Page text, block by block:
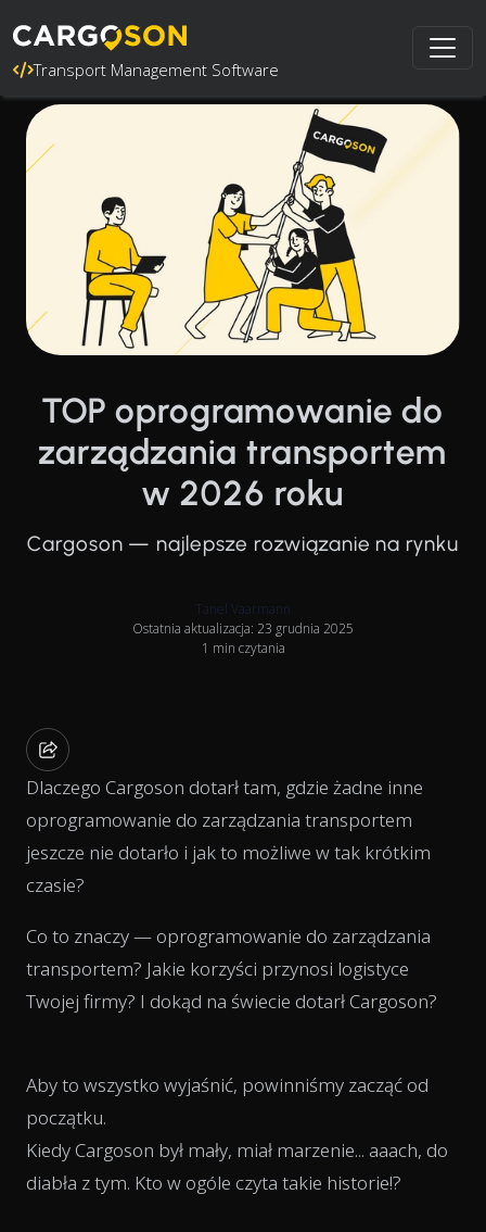
Transport Management Software
TOP oprogramowanie do
zarządzania transportem
w 2026 roku
Cargoson — najlepsze rozwiązanie na rynku
Tanel Vaarmann
Ostatnia aktualizacja: 23 grudnia 2025
1 min czytania
Dlaczego Cargoson dotarł tam, gdzie żadne inne
oprogramowanie do zarządzania transportem
jeszcze nie dotarło i jak to możliwe w tak krótkim
czasie?
Co to znaczy — oprogramowanie do zarządzania
transportem? Jakie korzyści przynosi logistyce
Twojej firmy? I dokąd na świecie dotarł Cargoson?
Aby to wszystko wyjaśnić, powinniśmy zacząć od
początku.
Kiedy Cargoson był mały, miał marzenie... aaach, do
diabła z tym. Kto w ogóle czyta takie historie!?